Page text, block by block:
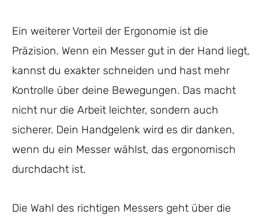
Ein weiterer Vorteil der Ergonomie ist die
Präzision. Wenn ein Messer gut in der Hand liegt,
kannst du exakter schneiden und hast mehr
Kontrolle über deine Bewegungen. Das macht
nicht nur die Arbeit leichter, sondern auch
sicherer. Dein Handgelenk wird es dir danken,
wenn du ein Messer wählst, das ergonomisch
durchdacht ist.
Die Wahl des richtigen Messers geht über die